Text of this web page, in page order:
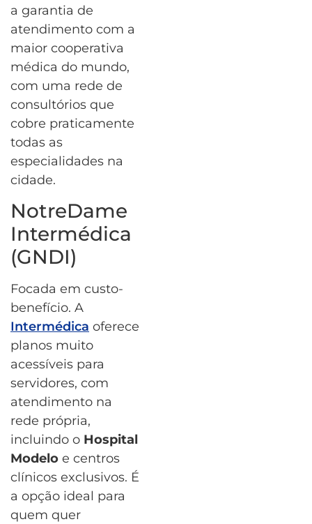
a garantia de
atendimento com a
maior cooperativa
médica do mundo,
com uma rede de
consultórios que
cobre praticamente
todas as
especialidades na
cidade.
NotreDame
Intermédica
(GNDI)
Focada em custo-
benefício. A
Intermédica oferece
planos muito
acessíveis para
servidores, com
atendimento na
rede própria,
incluindo o Hospital
Modelo e centros
clínicos exclusivos. É
a opção ideal para
quem quer